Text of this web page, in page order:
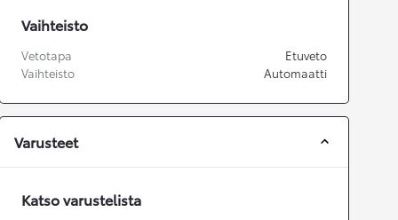
Vaihteisto
Vetotapa
Etuveto
Vaihteisto
Automaatti
Varusteet
Katso varustelista